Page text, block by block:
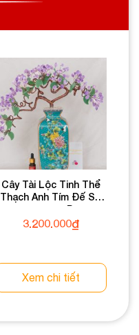
Cây Tài Lộc Tinh Thể
Thạch Anh Tím Đế Sứ
46cm 018-096D03-46
3.200.000₫
Xem chi tiết